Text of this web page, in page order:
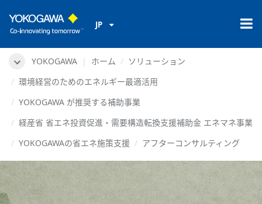
JP
YOKOGAWA ホーム
ソリューション
環境経営のためのエネルギー最適活用
YOKOGAWA が推奨する補助事業
経産省 省エネ投資促進・需要構造転換支援補助金 エネマネ事業
YOKOGAWAの省エネ施策支援
アフターコンサルティング